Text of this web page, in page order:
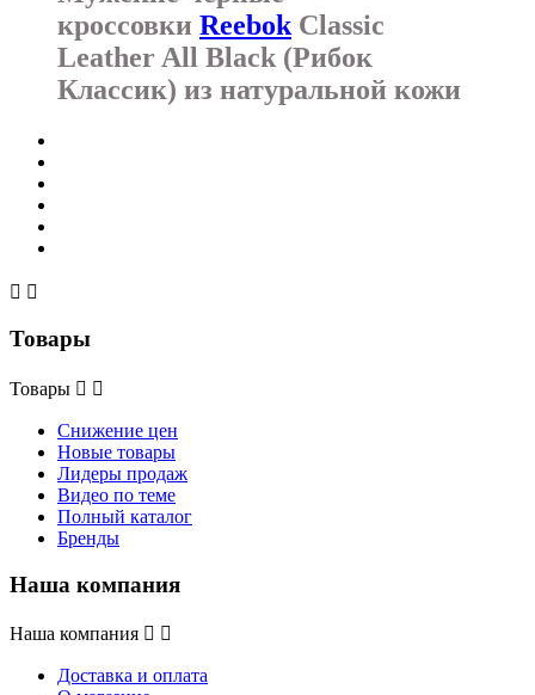
кроссовки Reebok Classic
Leather All Black (Рибок
Классик) из натуральной кожи
 
Товары
Товары  
Снижение цен
Новые товары
Лидеры продаж
Видео по теме
Полный каталог
Бренды
Наша компания
Наша компания  
Доставка и оплата